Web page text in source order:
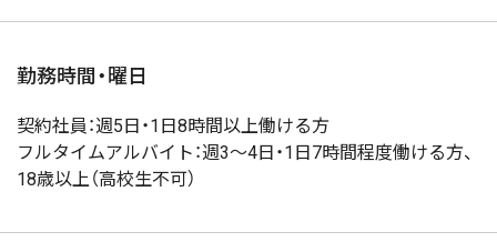
勤務時間・曜日
契約社員：週5日・1日8時間以上働ける方
フルタイムアルバイト：週3～4日・1日7時間程度働ける方、
18歳以上（高校生不可）